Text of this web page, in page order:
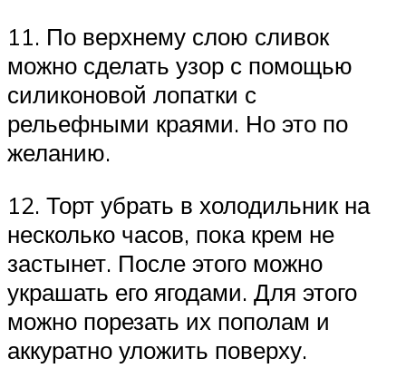
11. По верхнему слою сливок
можно сделать узор с помощью
силиконовой лопатки с
рельефными краями. Но это по
желанию.
12. Торт убрать в холодильник на
несколько часов, пока крем не
застынет. После этого можно
украшать его ягодами. Для этого
можно порезать их пополам и
аккуратно уложить поверху.